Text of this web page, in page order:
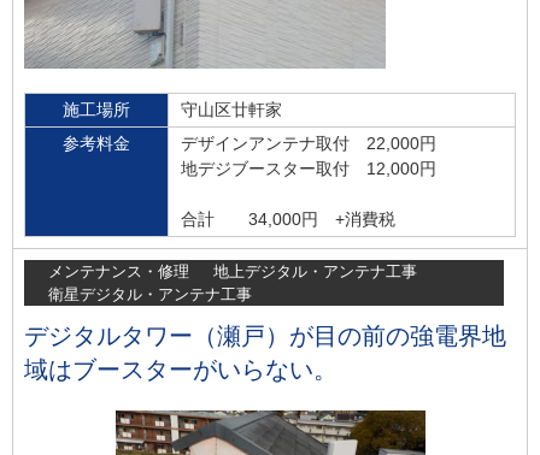
施工場所
守山区廿軒家
参考料金
デザインアンテナ取付 22,000円
地デジブースター取付 12,000円
合計 34,000円 +消費税
メンテナンス・修理
地上デジタル・アンテナ工事
衛星デジタル・アンテナ工事
デジタルタワー（瀬戸）が目の前の強電界地
域はブースターがいらない。